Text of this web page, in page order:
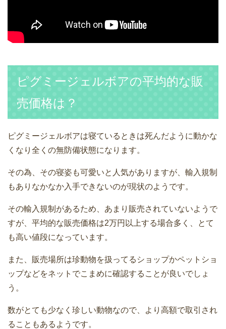
ピグミージェルボアの平均的な販
売価格は？
ピグミージェルボアは寝ているときは死んだように動かな
くなり全くの無防備状態になります。
その為、その寝姿も可愛いと人気がありますが、輸入規制
もありなかなか入手できないのが現状のようです。
その輸入規制があるため、あまり販売されていないようで
すが、平均的な販売価格は2万円以上する場合多く、とて
も高い値段になっています。
また、販売場所は珍動物を扱ってるショップかペットショ
ップなどをネットでこまめに確認することが良いでしょ
う。
数がとても少なく珍しい動物なので、より高額で取引され
ることもあるようです。